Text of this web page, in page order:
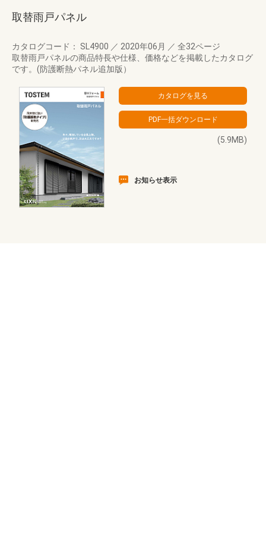
取替雨戸パネル
カタログコード： SL4900 ／ 2020年06月 ／ 全32ページ
取替雨戸パネルの商品特長や仕様、価格などを掲載したカタログ
です。(防護断熱パネル追加版）
(5.9MB)
お知らせ表示